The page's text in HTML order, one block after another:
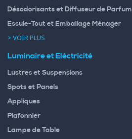
Désodorisants et Diffuseur de Parfum
Essuie-Tout et Emballage Ménager
> VOIR PLUS
Luminaire et Eléctricité
Lustres et Suspensions
Spots et Panels
Appliques
Plafonnier
Lampe de Table